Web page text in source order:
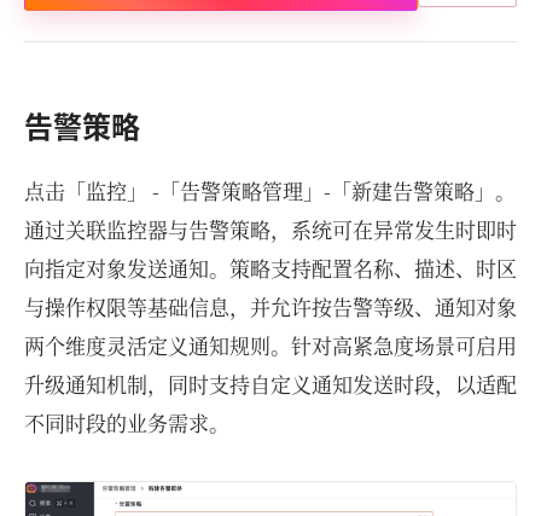
告警策略
点击「监控」 -「告警策略管理」-「新建告警策略」。
通过关联监控器与告警策略，系统可在异常发生时即时
向指定对象发送通知。策略支持配置名称、描述、时区
与操作权限等基础信息，并允许按告警等级、通知对象
两个维度灵活定义通知规则。针对高紧急度场景可启用
升级通知机制，同时支持自定义通知发送时段，以适配
不同时段的业务需求。